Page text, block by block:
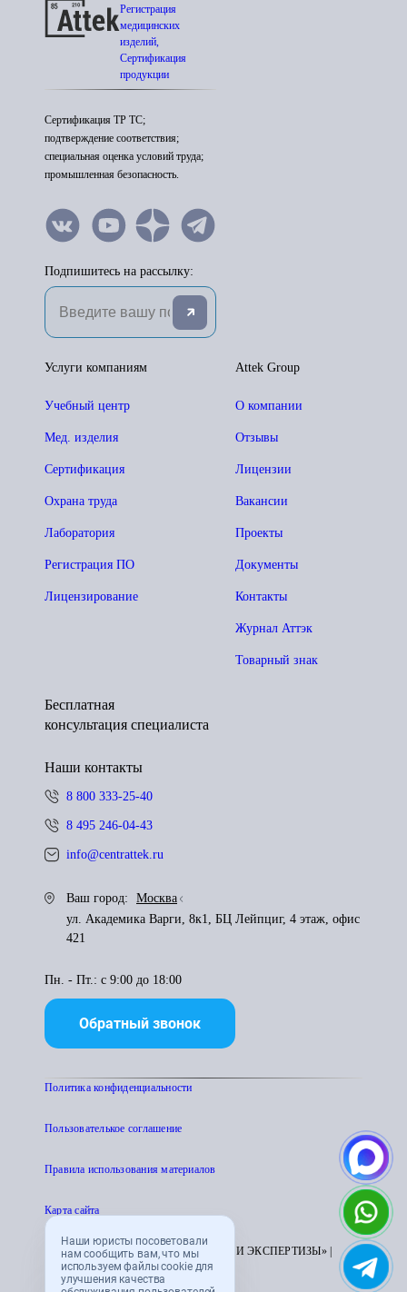
Наши юристы посоветовали
нам сообщить вам, что мы
используем файлы cookie для
улучшения качества
Регистрация
медицинских
изделий,
Сертификация
продукции
Сертификация ТР ТС;
подтверждение соответствия;
специальная оценка условий труда;
промышленная безопасность.
Подпишитесь на рассылку:
Attek Group
О компании
Отзывы
Лицензии
Вакансии
Проекты
Документы
Контакты
Журнал Аттэк
Товарный знак
Услуги компаниям
Учебный центр
Мед. изделия
Сертификация
Охрана труда
Лаборатория
Регистрация ПО
Лицензирование
Бесплатная
консультация специалиста
Наши контакты
8 800 333-25-40
8 495 246-04-43
info@centrattek.ru
Ваш город:
Москва
ул. Академика Варги, 8к1, БЦ Лейпциг, 4 этаж, офис
421
Пн. - Пт.: с 9:00 до 18:00
Обратный звонок
Политика конфиденциальности
Пользователькое соглашение
Правила использования материалов
Карта сайта
© 1995 - 2026 «ЦЕНТР АТТЕСТАЦИИ И ЭКСПЕРТИЗЫ» |
CENTRATTEK.RU